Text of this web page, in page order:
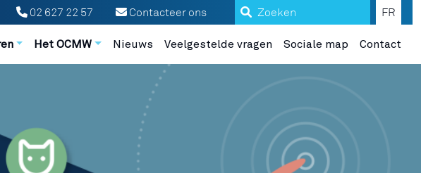
Zoeken FR
Contacteer ons
02 627 22 57
Het OCMW Nieuws Veelgestelde vragen Sociale map Contact